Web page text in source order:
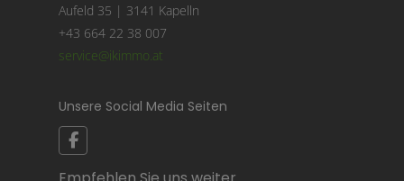
Aufeld 35 | 3141 Kapelln
+43 664 22 38 007
service@ikimmo.at
Unsere Social Media Seiten